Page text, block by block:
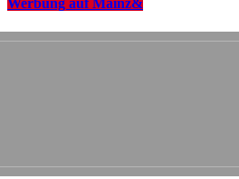
Werbung auf Mainz&